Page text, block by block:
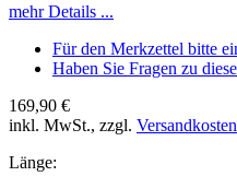
mehr Details ...
Für den Merkzettel bitte
Haben Sie Fragen zu
169,90 €
inkl. MwSt., zzgl.
Länge: